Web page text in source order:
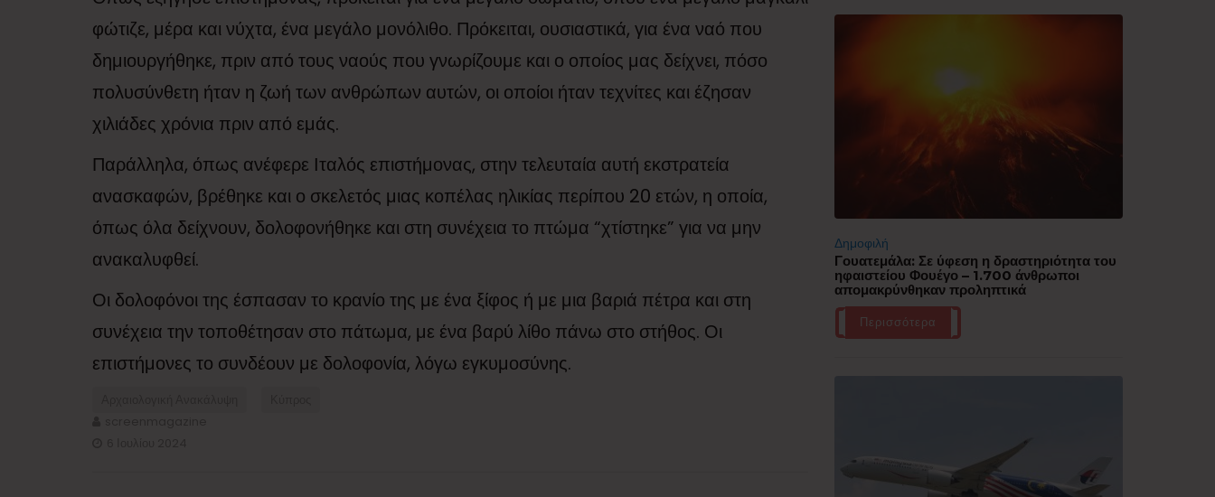
φώτιζε, μέρα και νύχτα, ένα μεγάλο μονόλιθο. Πρόκειται, ουσιαστικά, για ένα ναό που
δημιουργήθηκε, πριν από τους ναούς που γνωρίζουμε και ο οποίος μας δείχνει, πόσο
πολυσύνθετη ήταν η ζωή των ανθρώπων αυτών, οι οποίοι ήταν τεχνίτες και έζησαν
χιλιάδες χρόνια πριν από εμάς.
Παράλληλα, όπως ανέφερε Ιταλός επιστήμονας, στην τελευταία αυτή εκστρατεία
ανασκαφών, βρέθηκε και ο σκελετός μιας κοπέλας ηλικίας περίπου 20 ετών, η οποία,
όπως όλα δείχνουν, δολοφονήθηκε και στη συνέχεια το πτώμα “χτίστηκε” για να μην
ανακαλυφθεί.
Οι δολοφόνοι της έσπασαν το κρανίο της με ένα ξίφος ή με μια βαριά πέτρα και στη
συνέχεια την τοποθέτησαν στο πάτωμα, με ένα βαρύ λίθο πάνω στο στήθος. Οι
επιστήμονες το συνδέουν με δολοφονία, λόγω εγκυμοσύνης.
Δημοφιλή
Γουατεμάλα: Σε ύφεση η δραστηριότητα του
ηφαιστείου Φουέγο – 1.700 άνθρωποι
απομακρύνθηκαν προληπτικά
Περισσότερα